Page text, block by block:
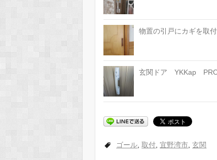
物置の引戸にカギを取
玄関ドア YKKap
ゴール ,取付 ,宜野湾市 ,玄関